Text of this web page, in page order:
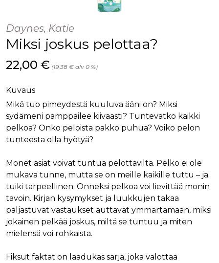
Daynes, Katie
Miksi joskus pelottaa?
Hinta nyt
22,00 € (19,38 € alv 0 %)
Kuvaus
Mikä tuo pimeydestä kuuluva ääni on? Miksi
sydämeni pamppailee kiivaasti? Tuntevatko kaikki
pelkoa? Onko peloista pakko puhua? Voiko pelon
tunteesta olla hyötyä?
Monet asiat voivat tuntua pelottavilta. Pelko ei ole
mukava tunne, mutta se on meille kaikille tuttu – ja
tuiki tarpeellinen. Onneksi pelkoa voi lievittää monin
tavoin. Kirjan kysymykset ja luukkujen takaa
paljastuvat vastaukset auttavat ymmärtämään, miksi
jokainen pelkää joskus, miltä se tuntuu ja miten
mielensä voi rohkaista.
Fiksut faktat on laadukas sarja, joka valottaa